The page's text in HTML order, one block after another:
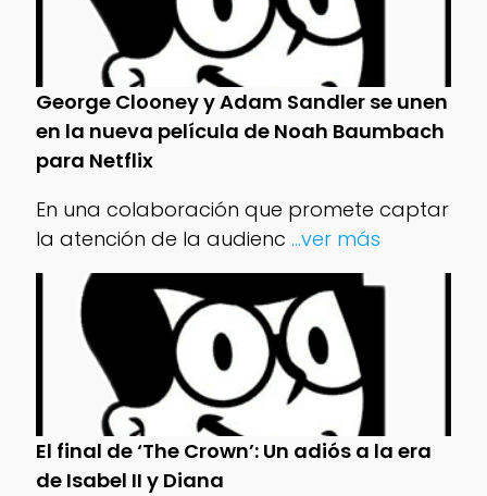
George Clooney y Adam Sandler se unen
en la nueva película de Noah Baumbach
para Netflix
En una colaboración que promete captar
la atención de la audienc ...ver más
El final de ‘The Crown’: Un adiós a la era
de Isabel II y Diana